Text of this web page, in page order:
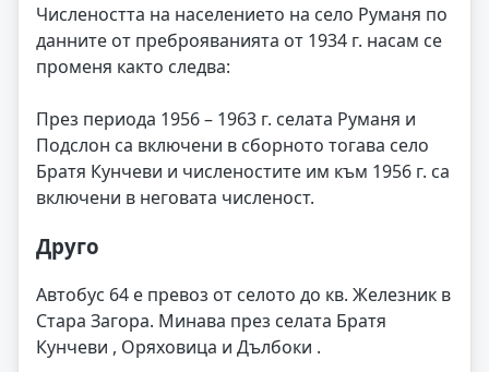
Числеността на населението на село Руманя по
данните от преброяванията от 1934 г. насам се
променя както следва:
През периода 1956 – 1963 г. селата Руманя и
Подслон са включени в сборното тогава село
Братя Кунчеви и численостите им към 1956 г. са
включени в неговата численост.
Друго
Автобус 64 е превоз от селото до кв. Железник в
Стара Загора. Минава през селата Братя
Кунчеви , Оряховица и Дълбоки .